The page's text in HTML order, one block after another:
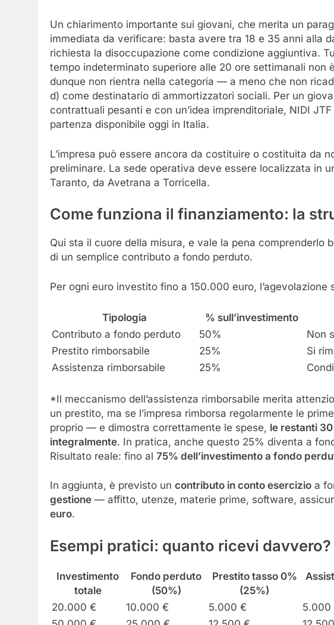
Un chiarimento importante sui giovani, che merita un
immediata da verificare: basta avere tra 18 e 35 anni alla
richiesta la disoccupazione come condizione aggiuntiva.
tempo indeterminato superiore alle 20 ore settimanali non
dunque non rientra nella categoria — a meno che non
d) come destinatario di ammortizzatori sociali. Per un
contrattuali pesanti e con un’idea imprenditoriale, NIDI
partenza disponibile oggi in Italia.
L’impresa può essere ancora da costituire o costituita da
preliminare. La sede operativa deve essere localizzata in
Taranto, da Avetrana a Torricella.
Come funziona il finanziamento: la
Qui sta il cuore della misura, e vale la pena comprenderlo
di un semplice contributo a fondo perduto.
Per ogni euro investito fino a 150.000 euro,
Tipologia % sull’investimento
Contributo a fondo perduto
50%
Non
Prestito rimborsabile
25%
Si
Assistenza rimborsabile
25%
*Il meccanismo dell’assistenza rimborsabile merita
un prestito, ma se l’impresa rimborsa regolarmente le
proprio — e dimostra correttamente le spese, le restanti
integralmente. In pratica, anche questo 25% diventa a
Risultato reale: fino al 75% dell’investimento a fondo
In aggiunta, è previsto un contributo in conto esercizio a
gestione — affitto, utenze, materie prime, software,
euro.
Esempi pratici: quanto ricevi davvero?
Investimento
totale
Fondo perduto
(50%)
Prestito tasso 0%
(25%)
20.000 €
10.000 € 5.000 € 5.000